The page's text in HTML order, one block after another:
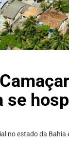
se
no estado da